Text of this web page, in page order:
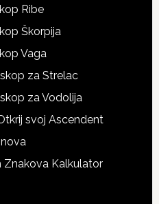
Ribe
Škorpija
Vaga
za Strelac
za Vodolija
svoj Ascendent
Znakova Kalkulator